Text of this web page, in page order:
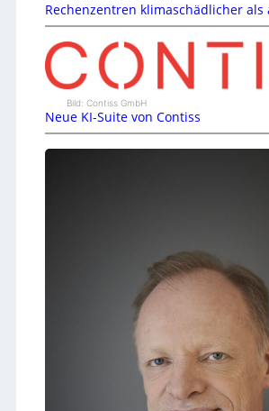
Rechenzentren klimaschädlicher als
Bild: Contiss GmbH
Neue KI-Suite von Contiss